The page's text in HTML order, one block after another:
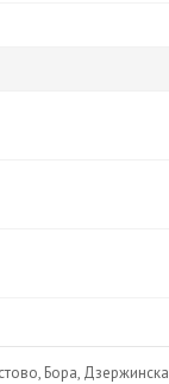
Бора, Дзержинска